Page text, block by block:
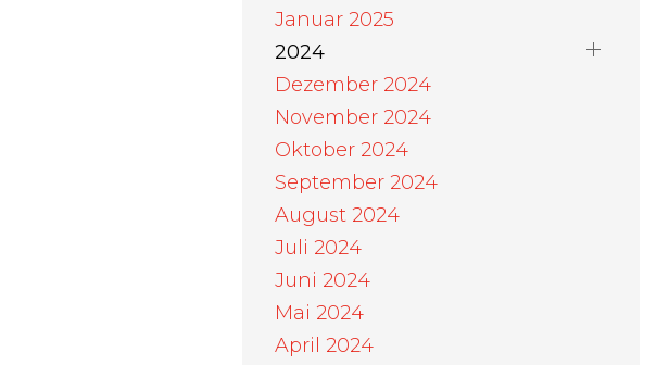
Januar 2025
2024
Dezember 2024
November 2024
Oktober 2024
September 2024
August 2024
Juli 2024
Juni 2024
Mai 2024
April 2024